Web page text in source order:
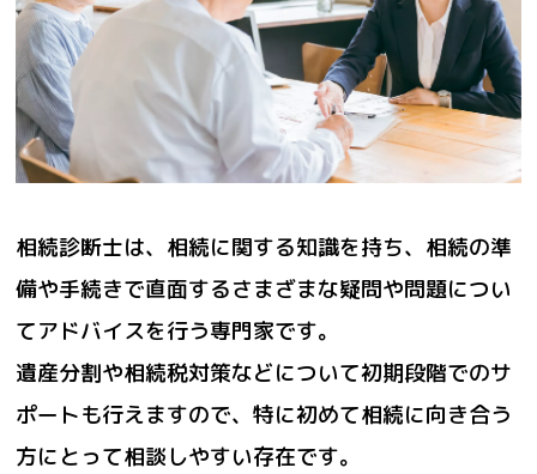
相続診断士は、相続に関する知識を持ち、相続の準
備や手続きで直面するさまざまな疑問や問題につい
てアドバイスを行う専門家です。
遺産分割や相続税対策などについて初期段階でのサ
ポートも行えますので、特に初めて相続に向き合う
方にとって相談しやすい存在です。